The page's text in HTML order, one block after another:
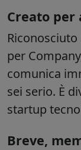
Creato per
per
comunica
sei serio. È
startup
Breve,